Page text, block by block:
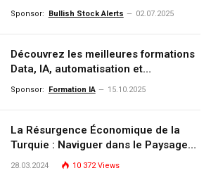
comprendre, investir et dominer le
Sponsor: Bullish Stock Alerts 02.07.2025
Découvrez les meilleures formations
Data, IA, automatisation et
investissement (gestion de
Sponsor: Formation IA 15.10.2025
La Résurgence Économique de la
Turquie : Naviguer dans le Paysage
Post-Crise
28.03.2024 10 372Views